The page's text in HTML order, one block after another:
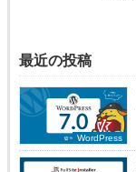
最近の投稿
WordPress